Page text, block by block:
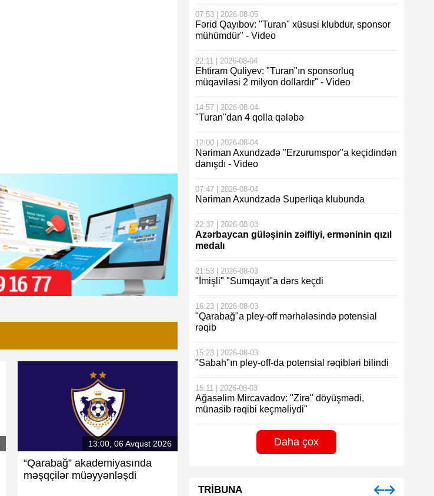
13:00, 06 Avqust 2026
“Qarabağ” akademiyasında
məşqçilər müəyyənləşdi
07:53 | 2026-08-05
Fərid Qayıbov: "Turan" xüsusi klubdur, sponsor
mühümdür" - Video
22:11 | 2026-08-04
Ehtiram Quliyev: "Turan"ın sponsorluq
müqaviləsi 2 milyon dollardır" - Video
14:57 | 2026-08-04
"Turan"dan 4 qolla qələbə
12:00 | 2026-08-04
Nəriman Axundzadə "Erzurumspor"a keçidindən
danışdı - Video
07:47 | 2026-08-04
Nəriman Axundzadə Superliqa klubunda
22:37 | 2026-08-03
Azərbaycan güləşinin zəifliyi, erməninin qızıl
medalı
21:53 | 2026-08-03
"İmişli" "Sumqayıt"a dərs keçdi
16:23 | 2026-08-03
"Qarabağ"a pley-off mərhələsində potensial
rəqib
15:23 | 2026-08-03
"Sabah"ın pley-off-da potensial rəqibləri bilindi
15:11 | 2026-08-03
Ağasəlim Mircavadov: "Zirə" döyüşmədi,
münasib rəqibi keçməliydi"
Daha çox
TRIBUNA